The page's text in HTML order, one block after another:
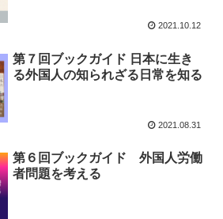
2021.10.12
第７回ブックガイド 日本に生き
る外国人の知られざる日常を知る
2021.08.31
第６回ブックガイド 外国人労働
者問題を考える